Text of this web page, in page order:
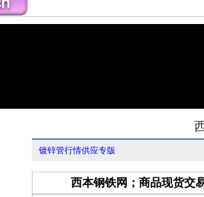
镀锌管行情供应专版
西本钢铁网；商品现货交